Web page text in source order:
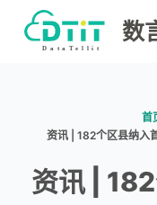
跳
过
数
首
资讯 | 182个区县纳入
资讯 |